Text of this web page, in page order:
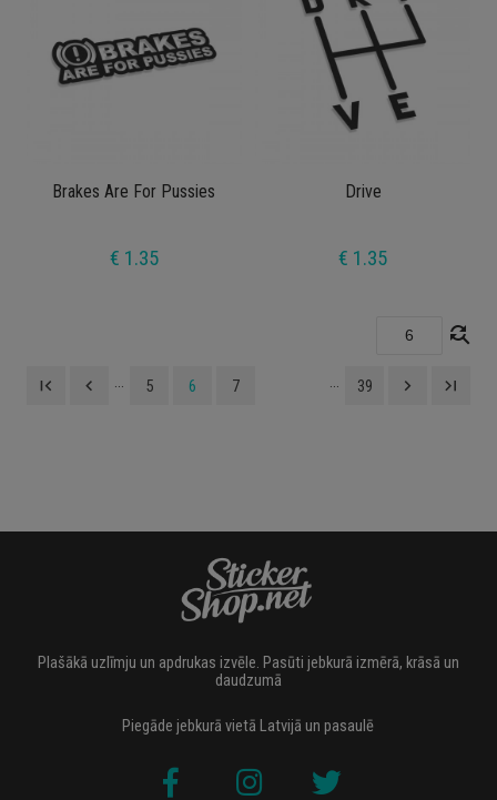
Brakes Are For Pussies
€ 1.35
Drive
€ 1.35
find_replace
first_page navigate_before 5 6 7 39 navigate_next last_page
Plašākā uzlīmju un apdrukas izvēle. Pasūti jebkurā izmērā, krāsā un
daudzumā
Piegāde jebkurā vietā Latvijā un pasaulē